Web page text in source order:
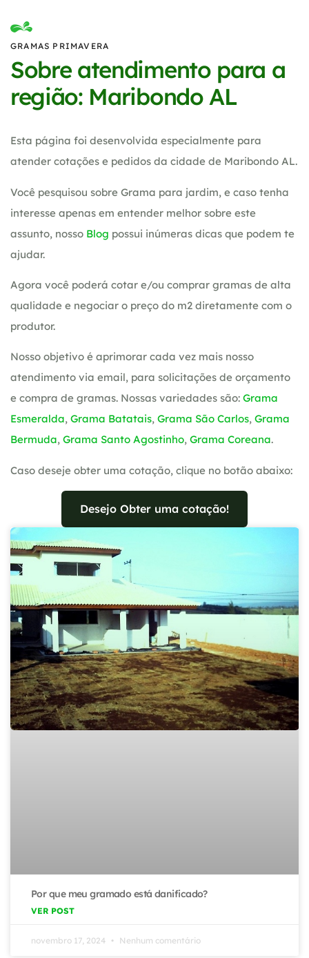
GRAMAS PRIMAVERA
Sobre atendimento para a
região: Maribondo AL
Esta página foi desenvolvida especialmente para
atender cotações e pedidos da cidade de Maribondo AL.
Você pesquisou sobre Grama para jardim, e caso tenha
interesse apenas em entender melhor sobre este
assunto, nosso Blog possui inúmeras dicas que podem te
ajudar.
Agora você poderá cotar e/ou comprar gramas de alta
qualidade e negociar o preço do m2 diretamente com o
produtor.
Nosso objetivo é aprimorar cada vez mais nosso
atendimento via email, para solicitações de orçamento
e compra de gramas. Nossas variedades são: Grama
Esmeralda, Grama Batatais, Grama São Carlos, Grama
Bermuda, Grama Santo Agostinho, Grama Coreana.
Caso deseje obter uma cotação, clique no botão abaixo:
Desejo Obter uma cotação!
Por que meu gramado está danificado?
VER POST
novembro 17, 2024 Nenhum comentário